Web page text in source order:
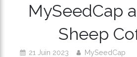
MySeedCap
Sheep
21 Juin 2023 MySeedCap